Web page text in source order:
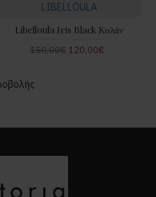
LIBELLOULA
Libelloula Iris Black Κολάν
150,00€ 120,00€